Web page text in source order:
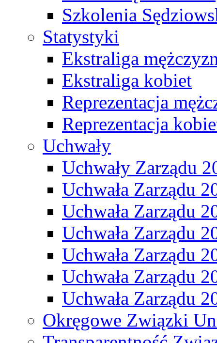
Szkolenia
Statystyki
Ekstraliga
Ekstraliga kobiet
Reprezentacja
Reprezentacja
Uchwały
Uchwały Zarządu
Uchwała Zarządu
Uchwała Zarządu
Uchwała Zarządu
Uchwała Zarządu
Uchwała Zarządu
Uchwała Zarządu
Okręgowe Związki